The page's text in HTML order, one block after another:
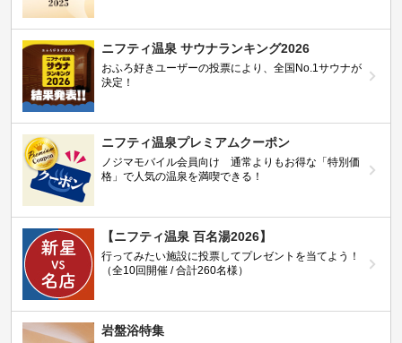
ニフティ温泉 サウナランキング2026
おふろ好きユーザーの投票により、全国No.1サウナが
決定！
ニフティ温泉プレミアムクーポン
ノジマモバイル会員向け 通常よりもお得な「特別価
格」で人気の温泉を満喫できる！
【ニフティ温泉 百名湯2026】
行ってみたい施設に投票してプレゼントを当てよう！
（全10回開催 / 合計260名様）
岩盤浴特集